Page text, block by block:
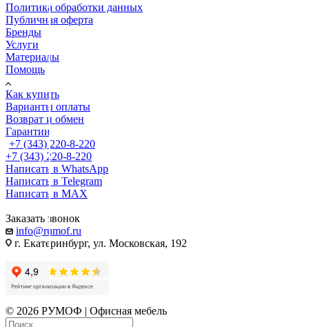
Политика обработки данных
Публичная оферта
Бренды
Услуги
Материалы
Помощь
Как купить
Варианты оплаты
Возврат и обмен
Гарантии
+7 (343) 220-8-220
+7 (343) 220-8-220
Написать в WhatsApp
Написать в Telegram
Написать в MAX
Заказать звонок
info@rumof.ru
г. Екатеринбург, ул. Московская, 192
© 2026 РУМОФ | Офисная мебель